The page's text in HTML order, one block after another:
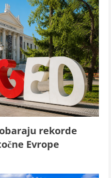
rekorde
Evrope